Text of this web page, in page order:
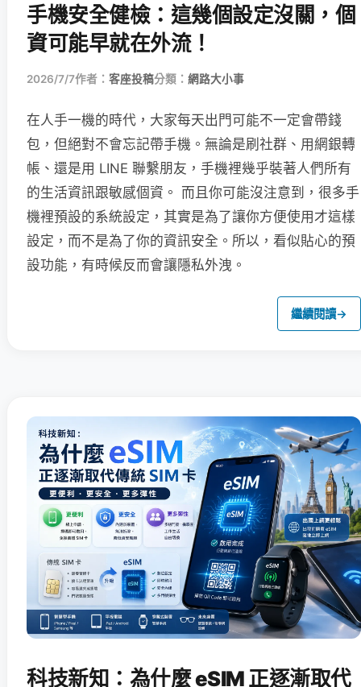
手機安全健檢：這幾個設定沒關，個
資可能早就在外流！
2026/7/7作者： 客座投稿分類： 網路大小事
在人手一機的時代，大家每天出門可能不一定會帶錢
包，但絕對不會忘記帶手機。無論是刷社群、用網銀轉
帳、還是用 LINE 聯繫朋友，手機裡幾乎裝著人們所有
的生活資訊跟敏感個資。 而且你可能沒注意到，很多手
機裡預設的系統設定，其實是為了讓你方便使用才這樣
設定，而不是為了你的資訊安全。所以，看似貼心的預
設功能，有時候反而會讓隱私外洩。
繼續閱讀→
科技新知：為什麼 eSIM 正逐漸取代